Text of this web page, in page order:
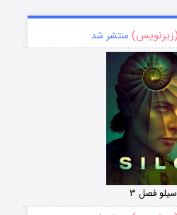
منتشر شد
سیلو فصل ۳